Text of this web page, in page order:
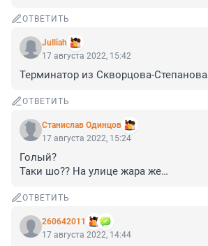
ОТВЕТИТЬ
Julliah
17 августа 2022, 15:42
Терминатор из Скворцова-Степанова
ОТВЕТИТЬ
Станислав Одинцов
17 августа 2022, 15:24
Голый?
Таки шо?? На улице жара же…
ОТВЕТИТЬ
260642011
17 августа 2022, 14:44